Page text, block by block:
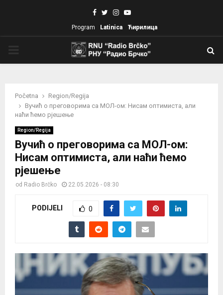
Facebook
TwitterInstagram
Youtube
Program Latinica Ћирилица
Početna
Region/Regija
Вучић о преговорима са МОЛ-ом: Нисам оптимиста, али
наћи ћемо рјешење
Region/Regija
Вучић о преговорима са МОЛ-ом:
Нисам оптимиста, али наћи ћемо
рјешење
od Radio Brčko 22.05.2026 - 08:30
PODIJELI 0